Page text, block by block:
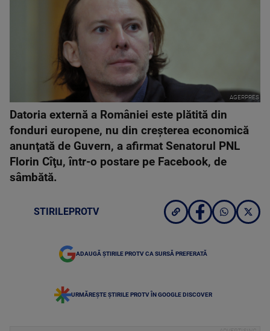
AGERPRES
Datoria externă a României este plătită din
fonduri europene, nu din creşterea economică
anunţată de Guvern, a afirmat Senatorul PNL
Florin Cîţu, într-o postare pe Facebook, de
sâmbătă.
STIRILEPROTV
ADAUGĂ ȘTIRILE PROTV CA SURSĂ PREFERATĂ
URMĂREȘTE ȘTIRILE PROTV ÎN GOOGLE DISCOVER